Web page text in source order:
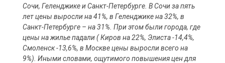
Сочи, Геленджике и Санкт-Петербурге. В Сочи за пять
лет цены выросли на 41%, в Геленджике на 32%, в
Санкт-Петербурге – на 31%. При этом были города, где
цены на жилье падали ( Киров на 22%, Элиста -14,4%,
Смоленск -13,6%, в Москве цены выросли всего на
9%). Иными словами, ощутимого повышения цен для